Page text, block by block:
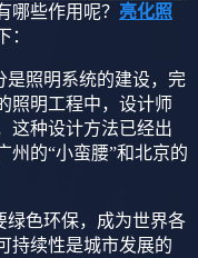
哪些作用呢？ 亮化照
：
是照明系统的建设，完
照明工程中，设计师
这种设计方法已经出
州的“小蛮腰”和北京的
绿色环保，成为世界各
持续性是城市发展的